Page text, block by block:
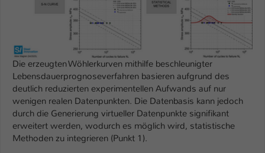
Die erzeugten Wöhlerkurven mithilfe beschleunigter
Lebensdauerprognoseverfahren basieren aufgrund des
deutlich reduzierten experimentellen Aufwands auf nur
wenigen realen Datenpunkten. Die Datenbasis kann jedoch
durch die Generierung virtueller Datenpunkte signifikant
erweitert werden, wodurch es möglich wird, statistische
Methoden zu integrieren (Punkt 1).